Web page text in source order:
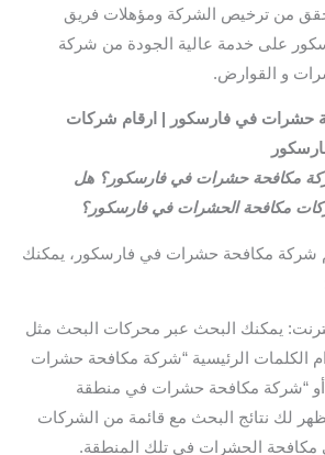
من ترخيص الشركة ومؤهلات فريق
على خدمة عالية الجودة من شركة
و القوارض.
حشرات في فارسكور | ارقام شركات
مكافحة حشرات في فارسكور؟ هل
مكافحة الحشرات في فارسكور؟
شركة مكافحة حشرات في فارسكور، يمكنك
يمكنك البحث عبر محركات البحث مثل
الكلمات الرئيسية “شركة مكافحة حشرات
“شركة مكافحة حشرات في منطقة
لك نتائج البحث مع قائمة من الشركات
مكافحة الحشرات في تلك المنطقة.